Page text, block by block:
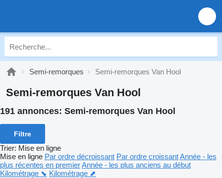
Semi-remorques Semi-remorques Van Hool
Semi-remorques Van Hool
191 annonces: Semi-remorques Van Hool
Filtre
Trier: Mise en ligne
Mise en ligne Par ordre décroissant Par ordre croissantAnnée - les
plus récentes en premierAnnée - les plus anciens au début
Kilométrage ⬊ Kilométrage ⬈